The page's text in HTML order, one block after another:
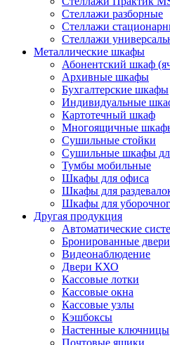
Стеллажи разборные
Стеллажи
Стеллажи
Металлические шкафы
Абонентский шкаф
Архивные шкафы
Бухгалтерские шкафы
Индивидуальные
Картотечный шкаф
Многоящичные
Сушильные стойки
Сушильные шкафы
Тумбы мобильные
Шкафы для офиса
Шкафы для
Шкафы для
Другая продукция
Автоматические
Бронированные двери
Видеонаблюдение
Двери КХО
Кассовые лотки
Кассовые окна
Кассовые узлы
Кэшбоксы
Настенные ключницы
Почтовые ящики